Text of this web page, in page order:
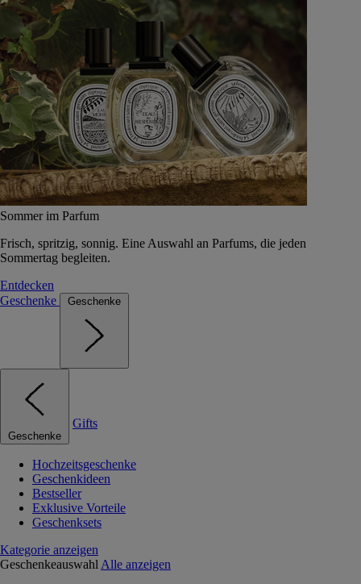
Sommer im Parfum
Frisch, spritzig, sonnig. Eine Auswahl an Parfums, die jeden
Sommertag begleiten.
Entdecken
Geschenke
Geschenke
Geschenke
Gifts
Hochzeitsgeschenke
Geschenkideen
Bestseller
Exklusive Vorteile
Geschenksets
Kategorie anzeigen
Geschenkeauswahl Alle anzeigen